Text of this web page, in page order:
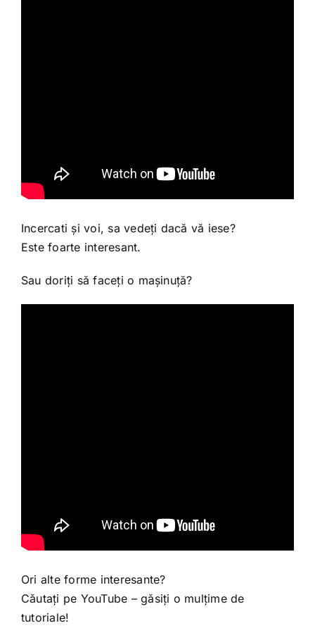
Incercati și voi, sa vedeți dacă vă iese?
Este foarte interesant.
Sau doriți să faceți o mașinuță?
Ori alte forme interesante?
Căutați pe YouTube – găsiți o mulțime de
tutoriale!